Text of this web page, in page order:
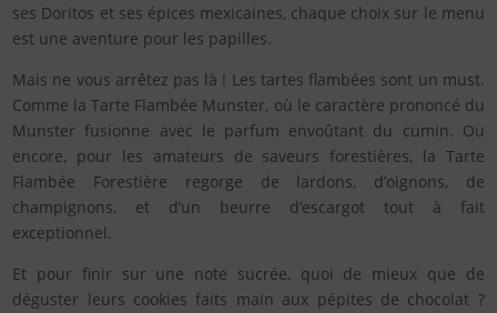
ses Doritos et ses épices mexicaines, chaque choix sur le menu
est une aventure pour les papilles.
Mais ne vous arrêtez pas là ! Les tartes flambées sont un must.
Comme la Tarte Flambée Munster, où le caractère prononcé du
Munster fusionne avec le parfum envoûtant du cumin. Ou
encore, pour les amateurs de saveurs forestières, la Tarte
Flambée Forestière regorge de lardons, d’oignons, de
champignons, et d’un beurre d’escargot tout à fait
exceptionnel.
Et pour finir sur une note sucrée, quoi de mieux que de
déguster leurs cookies faits main aux pépites de chocolat ?